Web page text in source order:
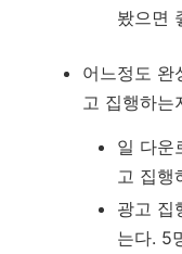
봤으면
어느정도 완
고 집행하는
일 다운
고 집행
광고 집
는다. 5